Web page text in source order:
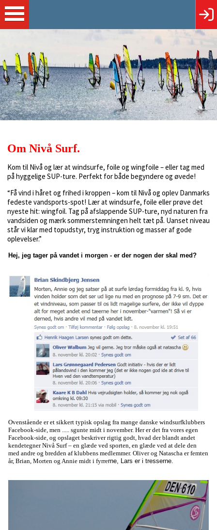
Om Nivå Surf.
Kom til Nivå og lær at windsurfe, foile og wingfoile – eller tag med
på hyggelige SUP-ture. Perfekt for både begyndere og øvede!
“Få vind i håret og frihed i kroppen – kom til Nivå og oplev Danmarks
fedeste vandsports-spot! Lær at windsurfe, foile eller prøve det
nyeste hit: wingfoil. Tag på afslappende SUP-ture, nyd naturen fra
vandsiden og mærk sommerstemningen helt tæt på. Uanset niveau
står vi klar med topudstyr, tryg instruktion og masser af gode
oplevelser.”
Hej, jeg tager på vandet i morgen - er der nogen der skal med?
Ovenstående er et sikkert typisk opslag fra mange danske windsurfklubbers
Facebook-side, men ..... sgunte midt i november. Her er det fra vores egen
Facebook-side, og opslaget beskriver rigtig godt, hvad der blandt andet
kendetegner Nivå Surf – en glæde ved sporten, en glæde ved at dele den
med andre og bredden af klubbens medlemmer. Oliver og Natascha er femten
år, Brian, Morten og Annie midt i fyrrerne, Lars er i tresserne.